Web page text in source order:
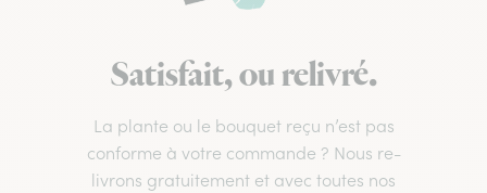
Satisfait, ou relivré.
La plante ou le bouquet reçu n’est pas
conforme à votre commande ? Nous re-
livrons gratuitement et avec toutes nos